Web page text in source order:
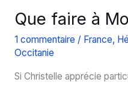
Que faire à
1 commentaire / France,
Occitanie
Si Christelle apprécie